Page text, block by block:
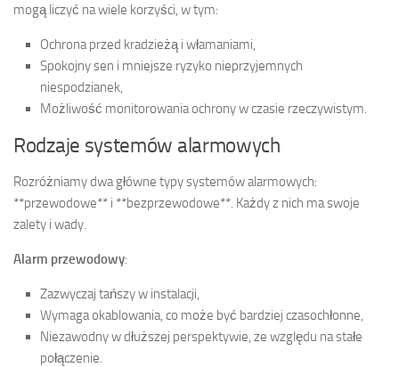
mogą liczyć na wiele korzyści, w tym:
Ochrona przed kradzieżą i włamaniami,
Spokojny sen i mniejsze ryzyko nieprzyjemnych
niespodzianek,
Możliwość monitorowania ochrony w czasie rzeczywistym.
Rodzaje systemów alarmowych
Rozróżniamy dwa główne typy systemów alarmowych:
**przewodowe** i **bezprzewodowe**. Każdy z nich ma swoje
zalety i wady.
Alarm przewodowy:
Zazwyczaj tańszy w instalacji,
Wymaga okablowania, co może być bardziej czasochłonne,
Niezawodny w dłuższej perspektywie, ze względu na stałe
połączenie.